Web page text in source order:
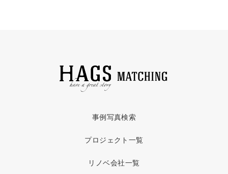
事例写真検索
プロジェクト一覧
リノベ会社一覧